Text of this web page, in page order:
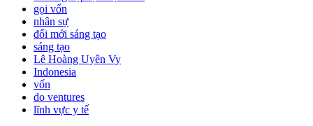
gọi vốn
nhân sự
đổi mới sáng tạo
sáng tạo
Lê Hoàng Uyên Vy
Indonesia
vốn
do ventures
lĩnh vực y tế